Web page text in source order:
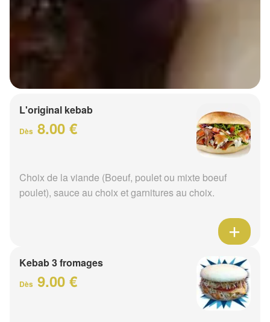
L'original kebab
Dès 8.00 €
Choix de la viande (Boeuf, poulet ou mixte boeuf
poulet), sauce au choix et garnitures au choix.
Kebab 3 fromages
Dès 9.00 €